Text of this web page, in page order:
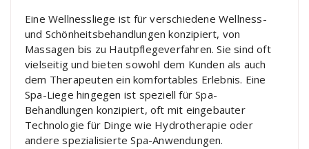
Eine Wellnessliege ist für verschiedene Wellness-
und Schönheitsbehandlungen konzipiert, von
Massagen bis zu Hautpflegeverfahren. Sie sind oft
vielseitig und bieten sowohl dem Kunden als auch
dem Therapeuten ein komfortables Erlebnis. Eine
Spa-Liege hingegen ist speziell für Spa-
Behandlungen konzipiert, oft mit eingebauter
Technologie für Dinge wie Hydrotherapie oder
andere spezialisierte Spa-Anwendungen.